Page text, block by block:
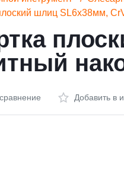
шлиц SL6х38мм,
Добавить в